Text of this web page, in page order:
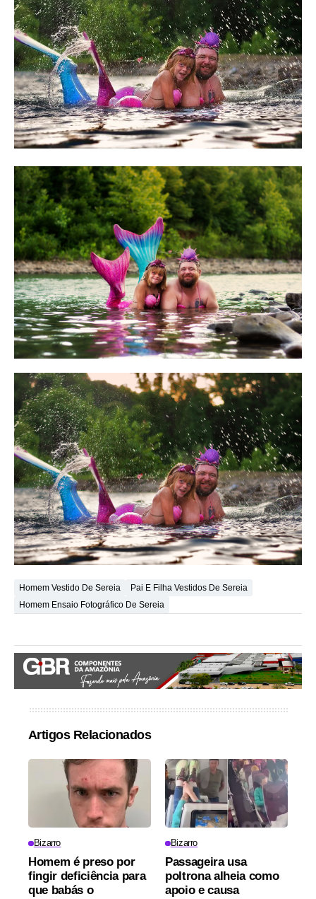
Homem Vestido De Sereia
Pai E Filha Vestidos De Sereia
Homem Ensaio Fotográfico De Sereia
Artigos Relacionados
Bizarro
Homem é preso por
fingir deficiência para
que babás o
Bizarro
Passageira usa
poltrona alheia como
apoio e causa